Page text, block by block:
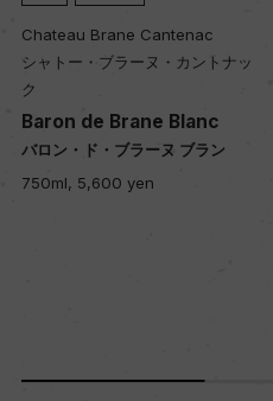
6
白
Chateau Brane Cantenac
シャトー・ブラーヌ・カントナッ
ク
Baron de Brane Blanc
バロン・ド・ブラーヌ ブラン
750ml, 5,600 yen